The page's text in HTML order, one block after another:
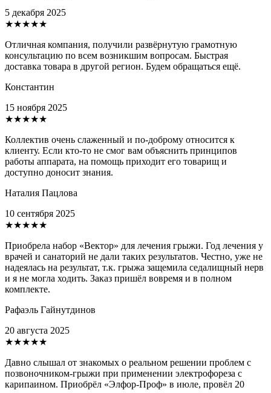
5 декабря 2025
★★★★★
Отличная компания, получили развёрнутую грамотную
консультацию по всем возникшим вопросам. Быстрая
доставка товара в другой регион. Будем обращаться ещё.
Константин
15 ноября 2025
★★★★★
Коллектив очень слаженный и по-доброму относится к
клиенту. Если кто-то не смог вам объяснить принципов
работы аппарата, на помощь приходит его товарищ и
доступно доносит знания.
Наталия Пацлова
10 сентября 2025
★★★★★
Приобрела набор «Вектор» для лечения грыжи. Год лечения у
врачей и санаторий не дали таких результатов. Честно, уже не
надеялась на результат, т.к. грыжа защемила седалищный нерв
и я не могла ходить. Заказ пришёл вовремя и в полном
комплекте.
Рафаэль Гайнутдинов
20 августа 2025
★★★★★
Давно слышал от знакомых о реальном решении проблем с
позвоночником-грыжи при применении электрофореза с
карипаином. Приобрёл «Элфор-Проф» в июле, провёл 20